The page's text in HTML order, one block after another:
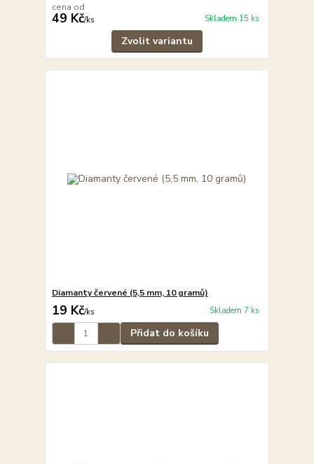
cena od
49 Kč/ks Skladem 15 ks
Zvolit variantu
Diamanty červené (5,5 mm, 10 gramů)
19 Kč/ks Skladem 7 ks
Přidat do košíku